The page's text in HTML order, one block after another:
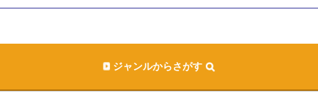
ジャンルからさがす